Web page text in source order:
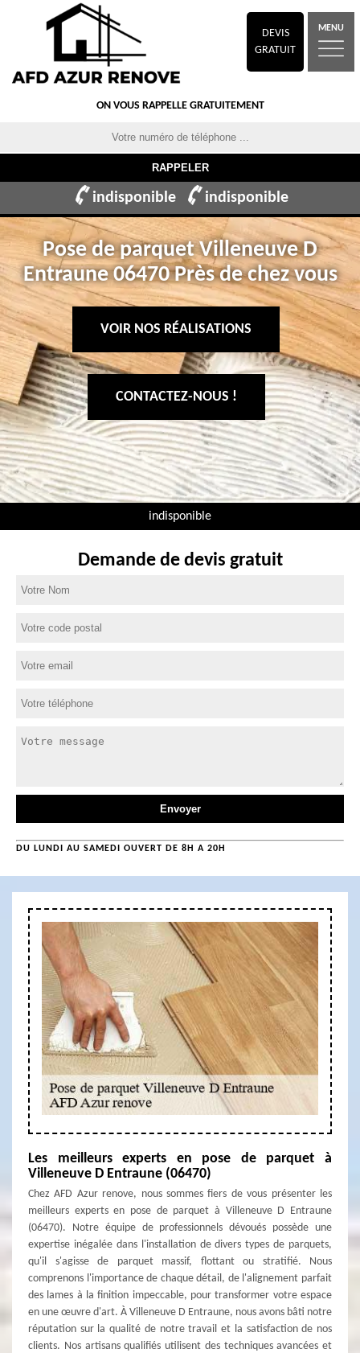
DEVIS
GRATUIT
MENU
ON VOUS RAPPELLE GRATUITEMENT
indisponible indisponible
Pose de parquet Villeneuve D
Entraune 06470 Près de chez vous
VOIR NOS RÉALISATIONS
CONTACTEZ-NOUS !
indisponible
Demande de devis gratuit
DU LUNDI AU SAMEDI OUVERT DE 8H A 20H
Les meilleurs experts en pose de parquet à
Villeneuve D Entraune (06470)
Chez AFD Azur renove, nous sommes fiers de vous présenter les
meilleurs experts en pose de parquet à Villeneuve D Entraune
(06470). Notre équipe de professionnels dévoués possède une
expertise inégalée dans l'installation de divers types de parquets,
qu'il s'agisse de parquet massif, flottant ou stratifié. Nous
comprenons l'importance de chaque détail, de l'alignement parfait
des lames à la finition impeccable, pour transformer votre espace
en une œuvre d'art. À Villeneuve D Entraune, nous avons bâti notre
réputation sur la qualité de notre travail et la satisfaction de nos
clients. Nos artisans qualifiés utilisent des techniques avancées et